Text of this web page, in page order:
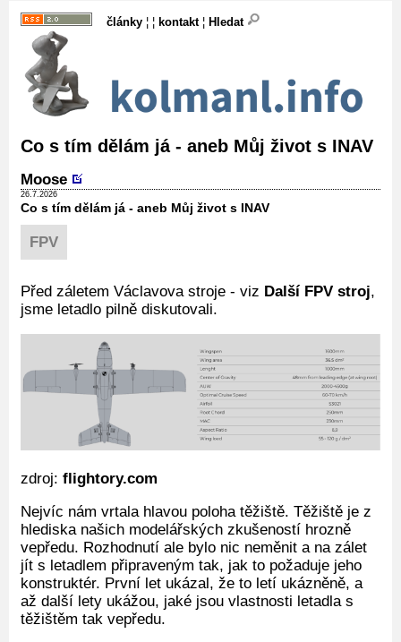
články ¦ ¦ kontakt¦ Hledat
Co s tím dělám já - aneb Můj život s INAV
Moose
26.7.2026
Co s tím dělám já - aneb Můj život s INAV
FPV
Před záletem Václavova stroje - viz Další FPV stroj,
jsme letadlo pilně diskutovali.
zdroj: flightory.com
Nejvíc nám vrtala hlavou poloha těžiště. Těžiště je z
hlediska našich modelářských zkušeností hrozně
vepředu. Rozhodnutí ale bylo nic neměnit a na zálet
jít s letadlem připraveným tak, jak to požaduje jeho
konstruktér. První let ukázal, že to letí ukázněně, a
až další lety ukážou, jaké jsou vlastnosti letadla s
těžištěm tak vepředu.